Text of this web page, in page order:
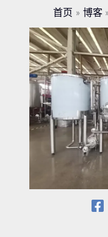
首页
博客